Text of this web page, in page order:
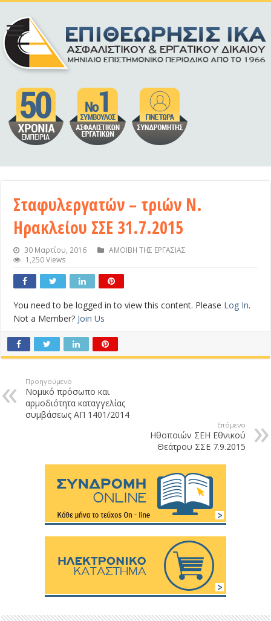
Σταφυλεργατών – τριών Ν.
Ηρακλείου ΣΣΕ 31.7.2015
30 Μαρτίου, 2016
ΑΜΟΙΒΗ ΤΗΣ ΕΡΓΑΣΙΑΣ
1,250 Views
You need to be logged in to view this content. Please Log In.
Not a Member? Join Us
Προηγούμενο
Νομικό πρόσωπο και
αρμοδιότητα καταγγελίας
συμβάσεως ΑΠ 1401/2014
Επόμενο
Ηθοποιών ΣΕΗ Εθνικού
Θεάτρου ΣΣΕ 7.9.2015